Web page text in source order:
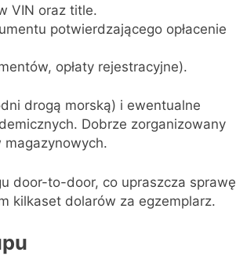
VIN oraz title.
potwierdzającego opłacenie
opłaty rejestracyjne).
drogą morską) i ewentualne
Dobrze zorganizowany
door-to-door, co upraszcza sprawę
kilkaset dolarów za egzemplarz.